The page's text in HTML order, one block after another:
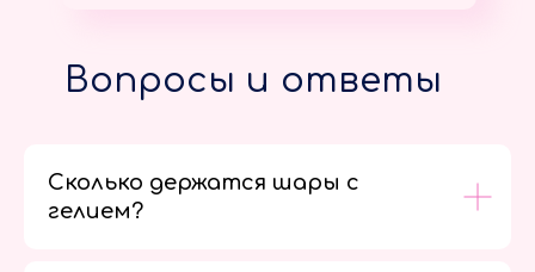
Вопросы и ответы
Сколько держатся шары с
гелием?